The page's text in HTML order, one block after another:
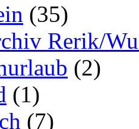
(35)
Rerik/
(2)
(1)
(7)